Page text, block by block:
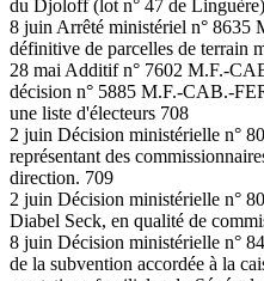
du Djoloff (lot n° 47 de
8 juin Arrêté ministériel n° 8635
définitive de parcelles de terrain
28 mai Additif n° 7602 M.F.-
décision n° 5885 M.F.-CAB.-
une liste d'électeurs 708
2 juin Décision ministérielle n°
représentant des
direction. 709
2 juin Décision ministérielle n°
Diabel Seck, en qualité de
8 juin Décision ministérielle n°
de la subvention accordée à la